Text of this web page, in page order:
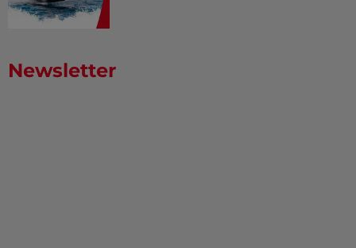
Newsletter